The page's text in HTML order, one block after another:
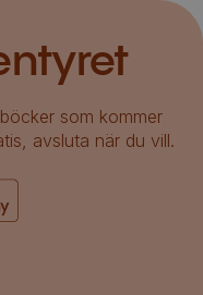
som kommer
avsluta när du vill.